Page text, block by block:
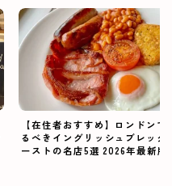
【在住者おすすめ】ロンドンで
るべきイングリッシュブレック
ーストの名店5選 2026年最新版